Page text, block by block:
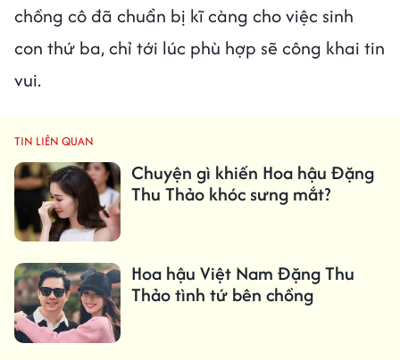
chồng cô đã chuẩn bị kĩ càng cho việc sinh
con thứ ba, chỉ tới lúc phù hợp sẽ công khai tin
vui.
TIN LIÊN QUAN
Chuyện gì khiến Hoa hậu Đặng
Thu Thảo khóc sưng mắt?
Hoa hậu Việt Nam Đặng Thu
Thảo tình tứ bên chồng